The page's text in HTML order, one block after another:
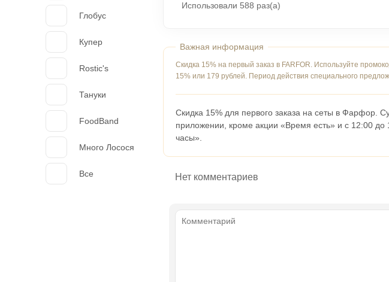
Глобус
Купер
Rostic's
Тануки
FoodBand
Много Лосося
Все
Использовали 588 раз(а)
Скидка 15% на первый заказ в FARFOR. Используйте
15% или 179 рублей. Период действия специального
Скидка 15% для первого заказа на сеты в Фарфор.
приложении, кроме акции «Время есть» и с 12:00
часы».
Нет комментариев